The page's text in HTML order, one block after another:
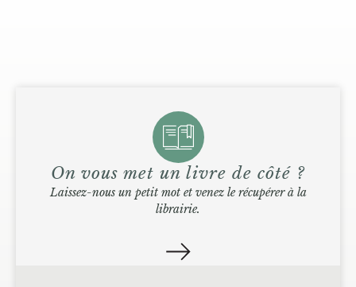
On vous met un livre de côté ?
Laissez-nous un petit mot et venez le récupérer à la
librairie.